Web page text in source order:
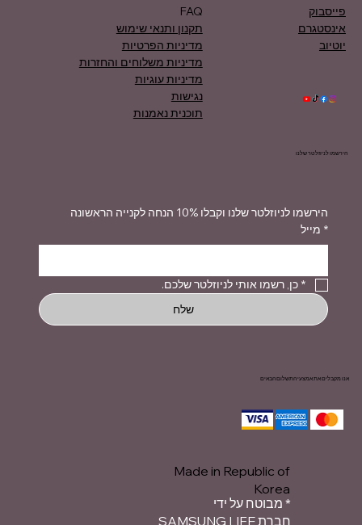
FAQ
תקנון ותנאי שימוש
מדיניות הפרטיות
מדיניות משלוחים והחזרות
מדיניות עוגיות
נגישות
תוכנית נאמנות
פייסבוק
אינסטגרם
יוטיוב
הירשמו לניוזלטר שלנו וקבלו 10% הנחה לקנייה הראשונה
* מייל
* כן, רשמו אותי לניוזלטר שלכם.
שלח
הירשמו לניוזלטר שלנו
אנו מקבלים את אמצעי התשלום הבאים
Made in Republic of
Korea
* מבוטח על ידי
חברת SAMSUNG LIFE